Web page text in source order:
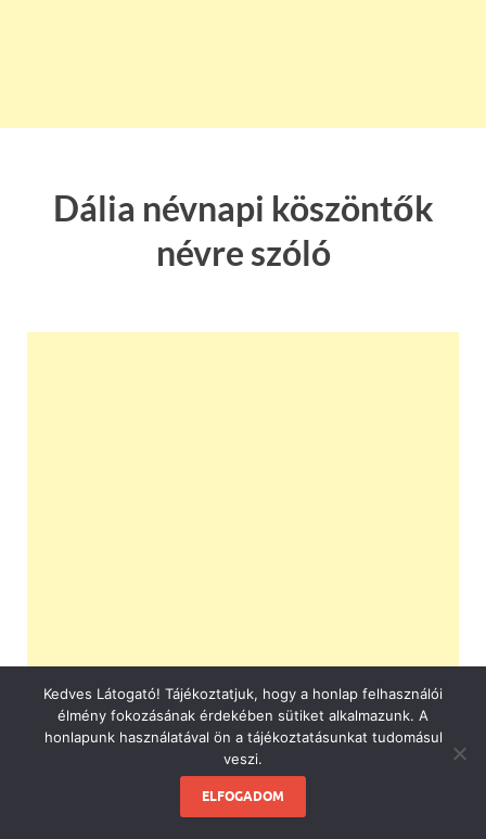
Dália névnapi köszöntők
névre szóló
Kedves Látogató! Tájékoztatjuk, hogy a honlap felhasználói
élmény fokozásának érdekében sütiket alkalmazunk. A
honlapunk használatával ön a tájékoztatásunkat tudomásul
veszi.
ELFOGADOM